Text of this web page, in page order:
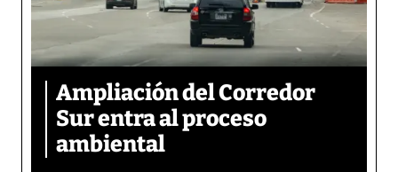
Ampliación del Corredor
Sur entra al proceso
ambiental